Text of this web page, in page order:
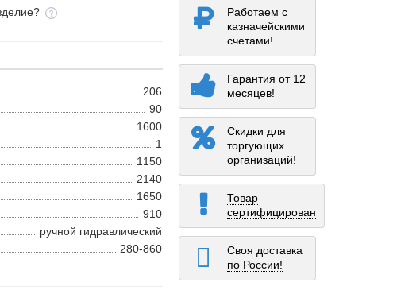
206
90
1600
1
1150
2140
1650
910
ручной гидравлический
280-860
Работаем с
казначейскими
счетами!
Гарантия от 12
месяцев!
Скидки для
торгующих
организаций!
Товар
сертифицирован
Своя доставка
по России!